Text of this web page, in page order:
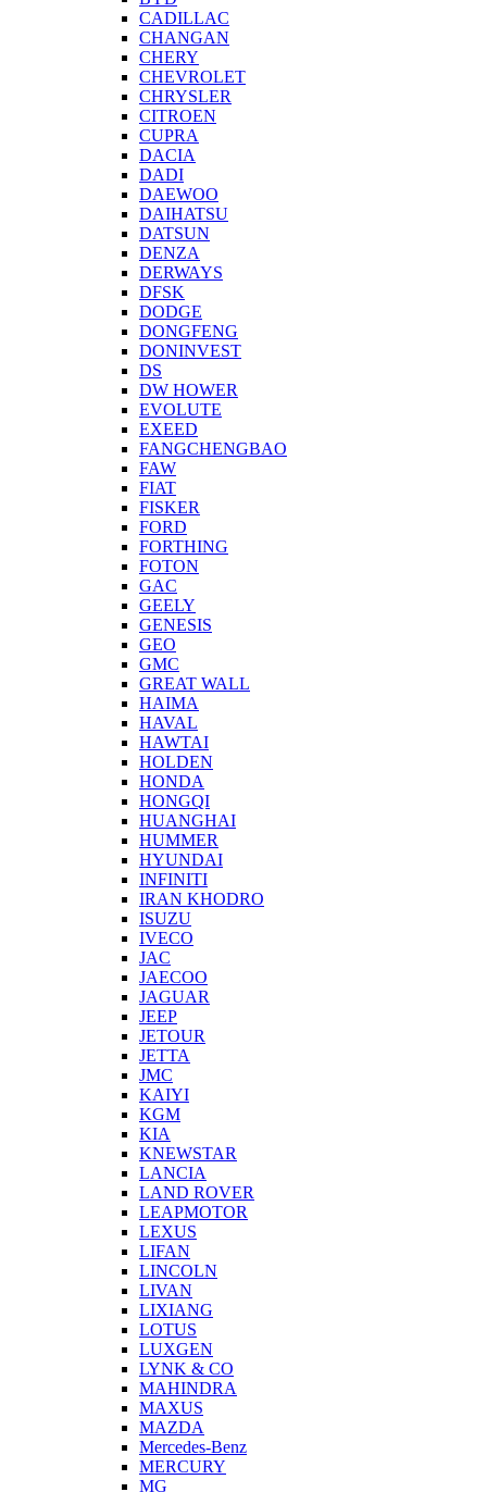
CADILLAC
CHANGAN
CHERY
CHEVROLET
CHRYSLER
CITROEN
CUPRA
DACIA
DADI
DAEWOO
DAIHATSU
DATSUN
DENZA
DERWAYS
DFSK
DODGE
DONGFENG
DONINVEST
DS
DW HOWER
EVOLUTE
EXEED
FANGCHENGBAO
FAW
FIAT
FISKER
FORD
FORTHING
FOTON
GAC
GEELY
GENESIS
GEO
GMC
GREAT WALL
HAIMA
HAVAL
HAWTAI
HOLDEN
HONDA
HONGQI
HUANGHAI
HUMMER
HYUNDAI
INFINITI
IRAN KHODRO
ISUZU
IVECO
JAC
JAECOO
JAGUAR
JEEP
JETOUR
JETTA
JMC
KAIYI
KGM
KIA
KNEWSTAR
LANCIA
LAND ROVER
LEAPMOTOR
LEXUS
LIFAN
LINCOLN
LIVAN
LIXIANG
LOTUS
LUXGEN
LYNK & CO
MAHINDRA
MAXUS
MAZDA
Mercedes-Benz
MERCURY
MG